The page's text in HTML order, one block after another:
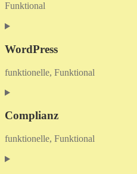
Funktional
Consent
service
WordPress
funktionelle, Funktional
Consent
service
wordpress
Complianz
funktionelle, Funktional
Consent